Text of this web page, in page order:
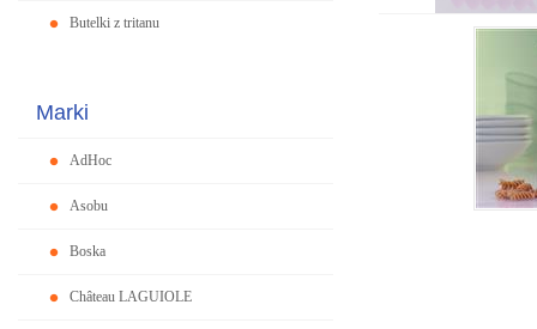
Butelki z tritanu
Marki
AdHoc
Asobu
Boska
Château LAGUIOLE